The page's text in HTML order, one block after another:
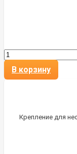
В корзину
Крепление для